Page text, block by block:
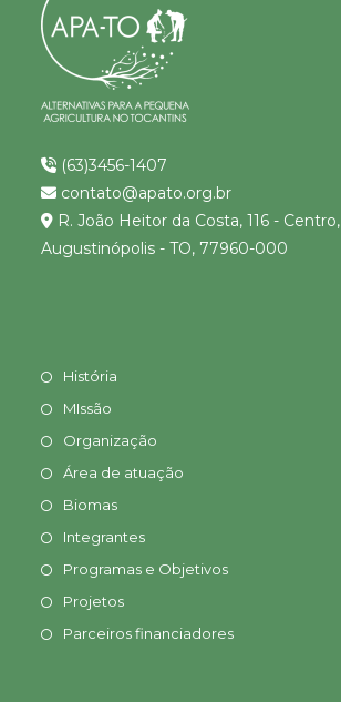
(63)3456-1407
contato@apato.org.br
R. João Heitor da Costa, 116 - Centro,
Augustinópolis - TO, 77960-000
História
MIssão
Organização
Área de atuação
Biomas
Integrantes
Programas e Objetivos
Projetos
Parceiros financiadores